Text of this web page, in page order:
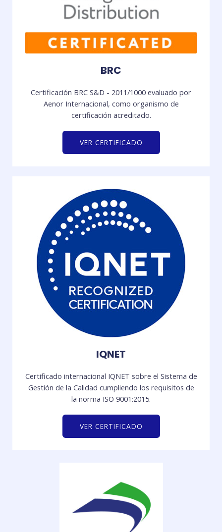
BRC
Certificación BRC S&D - 2011/1000 evaluado por
Aenor Internacional, como organismo de
certificación acreditado.
VER CERTIFICADO
IQNET
Certificado internacional IQNET sobre el Sistema de
Gestión de la Calidad cumpliendo los requisitos de
la norma ISO 9001:2015.
VER CERTIFICADO